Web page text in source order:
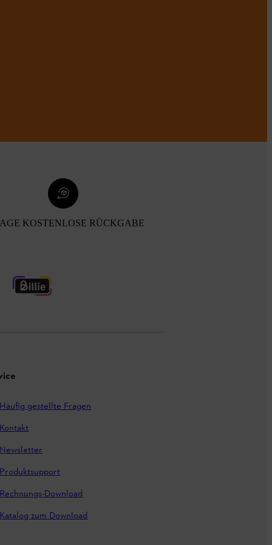
KOSTENLOSE RÜCKGABE
Häufig gestellte Fragen
Kontakt
Newsletter
Produktsupport
Rechnungs-Download
Katalog zum Download